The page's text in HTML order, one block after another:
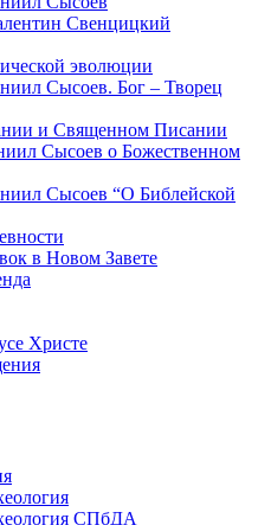
Свенцицкий
эволюции
Сысоев. Бог – Творец
и Священном Писании
Сысоев о Божественном
Сысоев “О Библейской
в Новом Завете
Христе
СПбДА